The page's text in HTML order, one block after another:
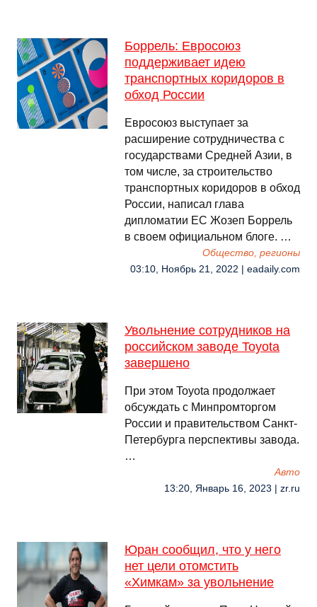
Боррель: Евросоюз
поддерживает идею
транспортных коридоров в
обход России
Евросоюз выступает за
расширение сотрудничества с
государствами Средней Азии, в
том числе, за строительство
транспортных коридоров в обход
России, написал глава
дипломатии ЕС Жозеп Боррель
в своем официальном блоге. …
Общество, регионы
03:10, Ноябрь 21, 2022 | eadaily.com
Увольнение сотрудников на
российском заводе Toyota
завершено
При этом Toyota продолжает
обсуждать с Минпромторгом
России и правительством Санкт-
Петербурга перспективы завода.
…
Авто
13:20, Январь 16, 2023 | zr.ru
Юран сообщил, что у него
нет цели отомстить
«Химкам» за увольнение